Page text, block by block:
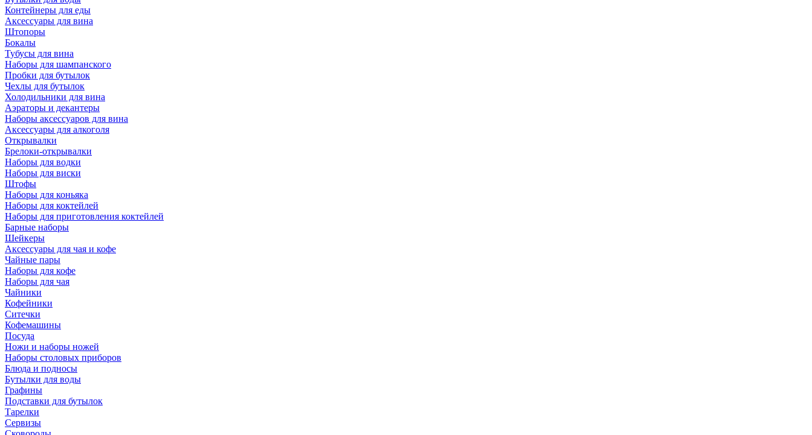
Контейнеры для еды
Аксессуары для вина
Штопоры
Бокалы
Тубусы для вина
Наборы для шампанского
Пробки для бутылок
Чехлы для бутылок
Холодильники для вина
Аэраторы и декантеры
Наборы аксессуаров для вина
Аксессуары для алкоголя
Открывалки
Брелоки-открывалки
Наборы для водки
Наборы для виски
Штофы
Наборы для коньяка
Наборы для коктейлей
Наборы для приготовления коктейлей
Барные наборы
Шейкеры
Аксессуары для чая и кофе
Чайные пары
Наборы для кофе
Наборы для чая
Чайники
Кофейники
Ситечки
Кофемашины
Посуда
Ножи и наборы ножей
Наборы столовых приборов
Блюда и подносы
Бутылки для воды
Графины
Подставки для бутылок
Тарелки
Сервизы